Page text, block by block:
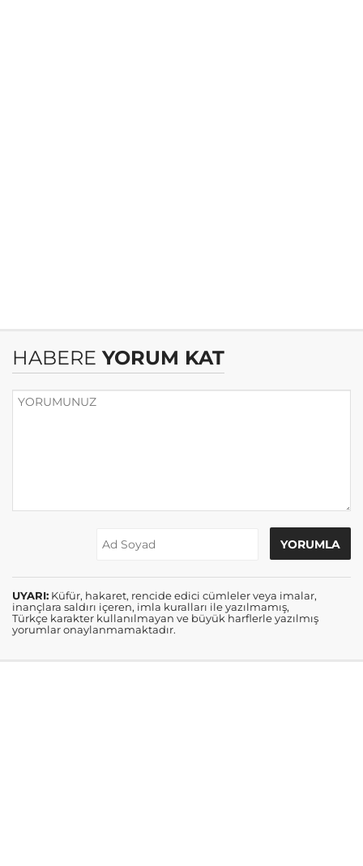
HABERE YORUM KAT
UYARI: Küfür, hakaret, rencide edici cümleler veya imalar,
inançlara saldırı içeren, imla kuralları ile yazılmamış,
Türkçe karakter kullanılmayan ve büyük harflerle yazılmış
yorumlar onaylanmamaktadır.